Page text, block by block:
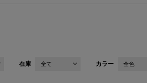
在庫 全て カラー 全色